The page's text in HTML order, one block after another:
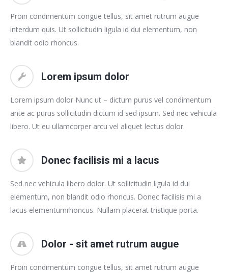
Proin condimentum congue tellus, sit amet rutrum augue
interdum quis. Ut sollicitudin ligula id dui elementum, non
blandit odio rhoncus.
Lorem ipsum dolor
Lorem ipsum dolor Nunc ut – dictum purus vel condimentum
ante ac purus sollicitudin dictum id sed ipsum. Sed nec vehicula
libero. Ut eu ullamcorper arcu vel aliquet lectus dolor.
Donec facilisis mi a lacus
Sed nec vehicula libero dolor. Ut sollicitudin ligula id dui
elementum, non blandit odio rhoncus. Donec facilisis mi a
lacus elementumrhoncus. Nullam placerat tristique porta.
Dolor - sit amet rutrum augue
Proin condimentum congue tellus, sit amet rutrum augue